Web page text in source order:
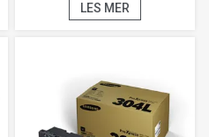
LES MER